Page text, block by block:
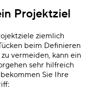
Projektziel
ziemlich
beim Definieren
vermeiden, kann ein
sehr hilfreich
Sie Ihre